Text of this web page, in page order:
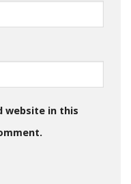
website in this